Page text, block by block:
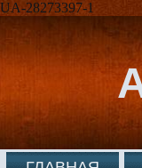
UA-28273397-1